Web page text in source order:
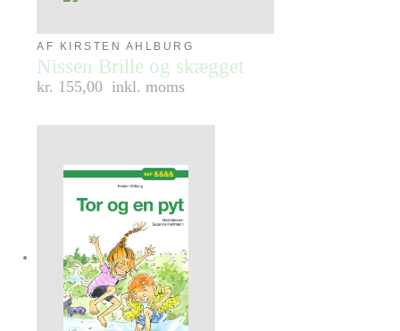
AF KIRSTEN AHLBURG
Nissen Brille og skægget
kr. 155,00 inkl. moms